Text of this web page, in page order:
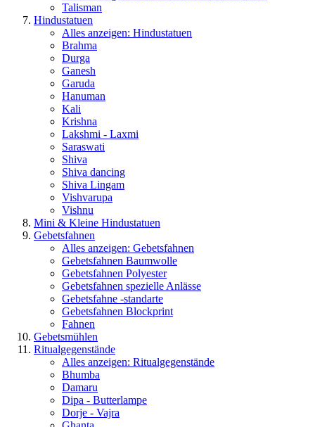
Talisman
Hindustatuen
Alles anzeigen: Hindustatuen
Brahma
Durga
Ganesh
Garuda
Hanuman
Kali
Krishna
Lakshmi - Laxmi
Saraswati
Shiva
Shiva dancing
Shiva Lingam
Vishvarupa
Vishnu
Mini & Kleine Hindustatuen
Gebetsfahnen
Alles anzeigen: Gebetsfahnen
Gebetsfahnen Baumwolle
Gebetsfahnen Polyester
Gebetsfahnen spezielle Anlässe
Gebetsfahne -standarte
Gebetsfahnen Blockprint
Fahnen
Gebetsmühlen
Ritualgegenstände
Alles anzeigen: Ritualgegenstände
Bhumba
Damaru
Dipa - Butterlampe
Dorje - Vajra